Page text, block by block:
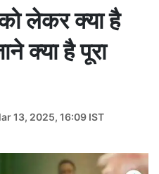
लेकर क्या है
क्या है पूरा
13, 2025, 16:09 IST